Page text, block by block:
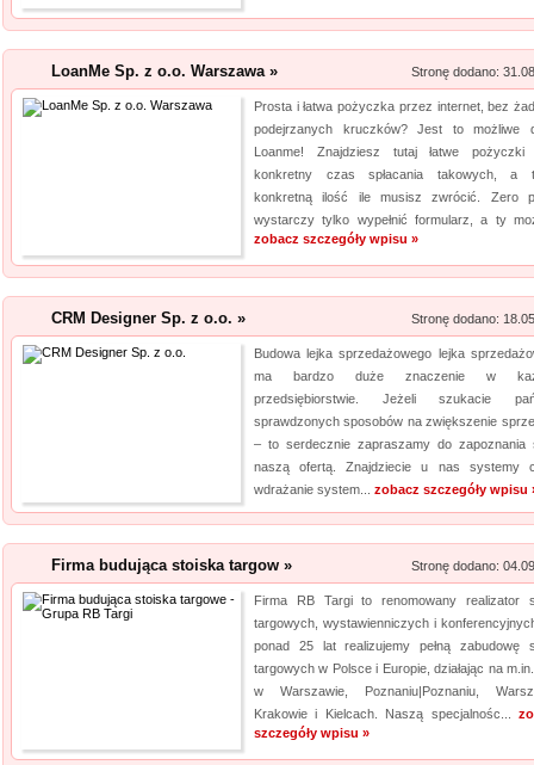
jakośc...
Profile aluminiowe
Jesteśmy firmą
produktów, przydatnych tak
obejmuje m. in. wytrzymałe
LoanMe Sp. z o.o. Warszawa » Stronę dodano:
Prosta i łatwa pożyczka przez internet, bez
podejrzanych kruczków? Jest to możliwe
Loanme! Znajdziesz tutaj łatwe pożyczki
konkretny czas spłacania takowych, a
konkretną ilość ile musisz zwrócić. Zero
wystarczy tylko wypełnić formularz, a ty
zobacz szczegóły wpisu »
CRM Designer Sp. z o.o. » Stronę dodano:
Budowa lejka sprzedażowego lejka
ma bardzo duże znaczenie w
przedsiębiorstwie. Jeżeli szukacie
sprawdzonych sposobów na zwiększenie
– to serdecznie zapraszamy do zapoznania
naszą ofertą. Znajdziecie u nas systemy
wdrażanie system... zobacz szczegóły wpisu
Firma budująca stoiska targow » Stronę dodano:
Firma RB Targi to renomowany realizator
targowych, wystawienniczych i
ponad 25 lat realizujemy pełną zabudowę
targowych w Polsce i Europie, działając na
w Warszawie, Poznaniu|Poznaniu,
Krakowie i Kielcach. Naszą specjalnośc...
szczegóły wpisu »